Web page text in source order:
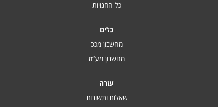
כל החנויות
כלים
מחשבון מכס
מחשבון מע“מ
עזרה
שאלות ותשובות